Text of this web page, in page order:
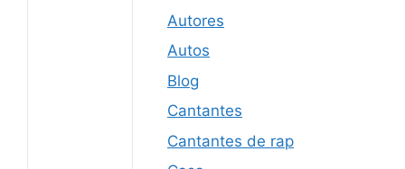
Autores
Autos
Blog
Cantantes
Cantantes de rap